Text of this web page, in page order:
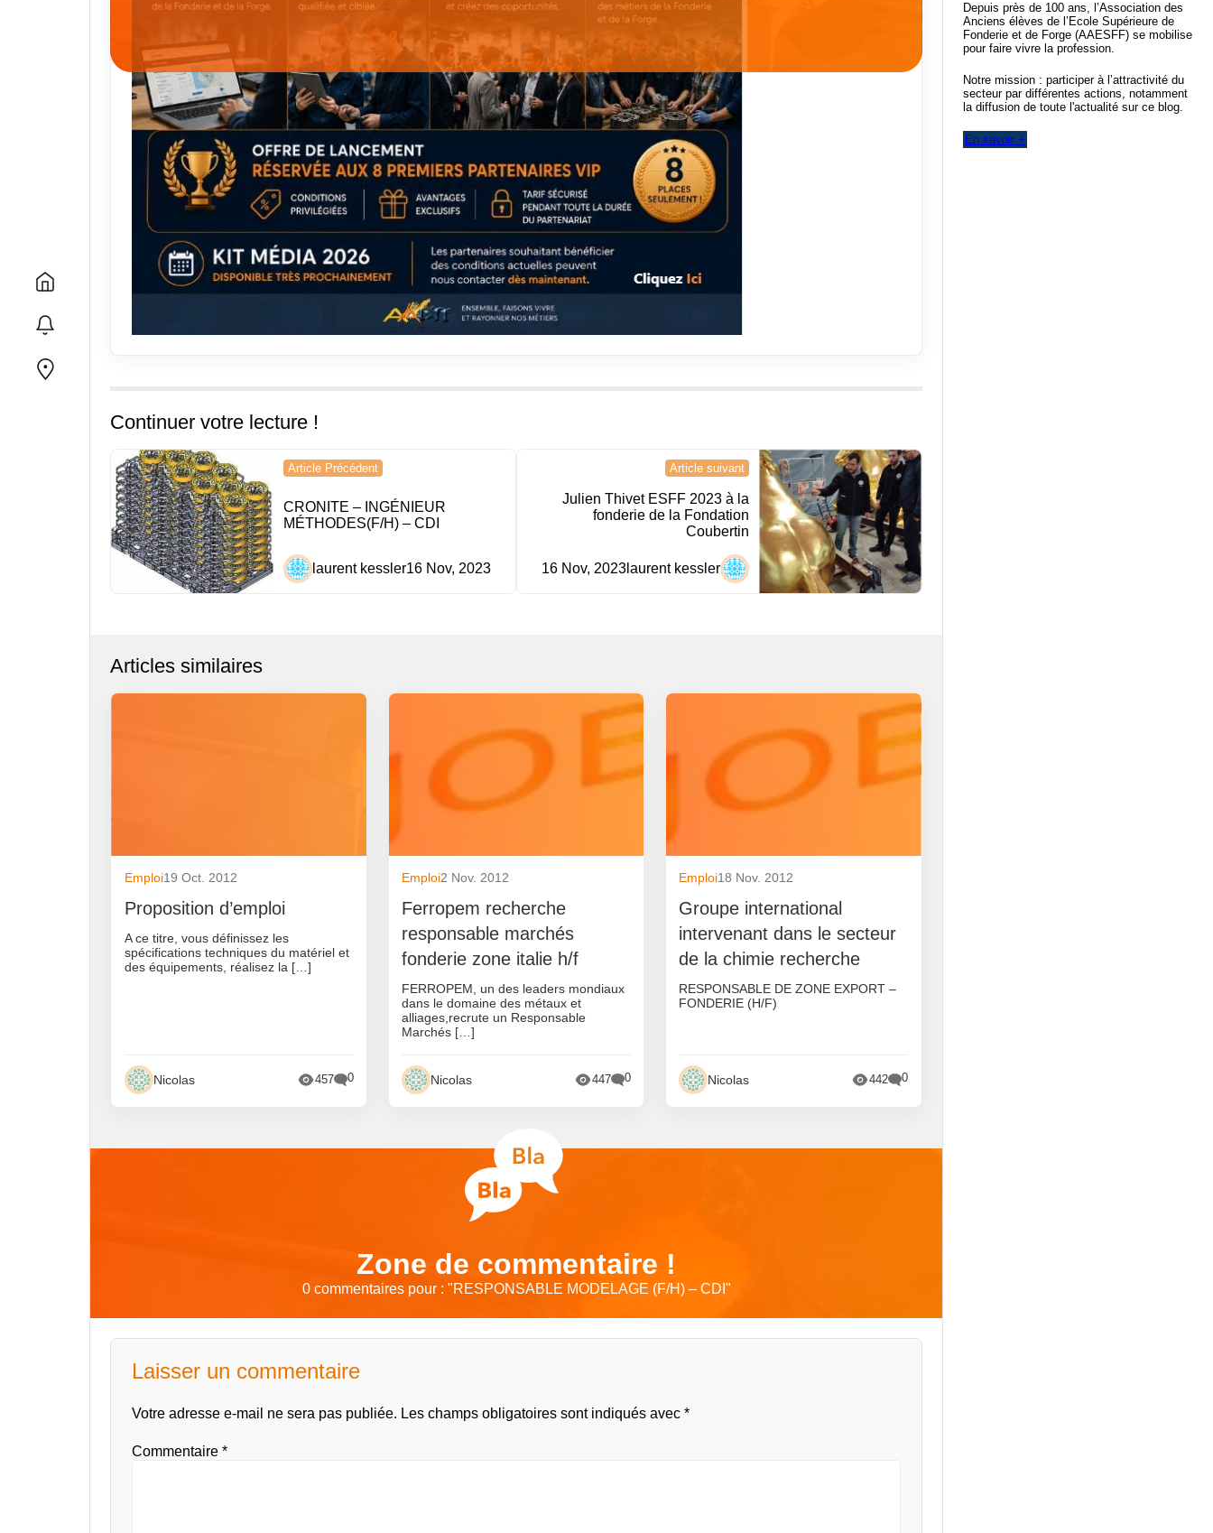
Continuer votre lecture !
Navigation
de
l’article
Article Précédent
CRONITE – INGÉNIEUR
MÉTHODES(F/H) – CDI
laurent kessler16 Nov, 2023
Article suivant
Julien Thivet ESFF 2023 à la
fonderie de la Fondation
Coubertin
laurent kessler
16 Nov, 2023
Articles similaires
Emploi19 Oct. 2012
Proposition d’emploi
A ce titre, vous définissez les
spécifications techniques du matériel et
des équipements, réalisez la […]
Nicolas 457 0
Emploi2 Nov. 2012
Ferropem recherche
responsable marchés
fonderie zone italie h/f
FERROPEM, un des leaders mondiaux
dans le domaine des métaux et
alliages,recrute un Responsable
Marchés […]
Nicolas 447 0
Emploi18 Nov. 2012
Groupe international
intervenant dans le secteur
de la chimie recherche
RESPONSABLE DE ZONE EXPORT –
FONDERIE (H/F)
Nicolas 442 0
Zone de commentaire !
0 commentaires pour : "RESPONSABLE MODELAGE (F/H) – CDI "
Laisser un commentaire
Votre adresse e-mail ne sera pas publiée. Les champs obligatoires sont indiqués avec *
Commentaire *
Depuis près de 100 ans, l’Association des
Anciens élèves de l’Ecole Supérieure de
Fonderie et de Forge (AAESFF) se mobilise
pour faire vivre la profession.
Notre mission : participer à l’attractivité du
secteur par différentes actions, notamment
la diffusion de toute l'actualité sur ce blog.
En savoir +